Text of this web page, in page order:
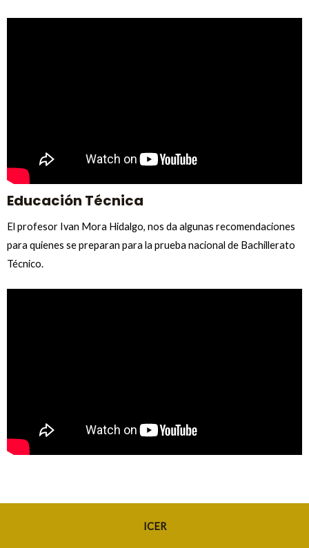
Educación Técnica
El profesor Ivan Mora Hidalgo, nos da algunas recomendaciones
para quienes se preparan para la prueba nacional de Bachillerato
Técnico.
ICER